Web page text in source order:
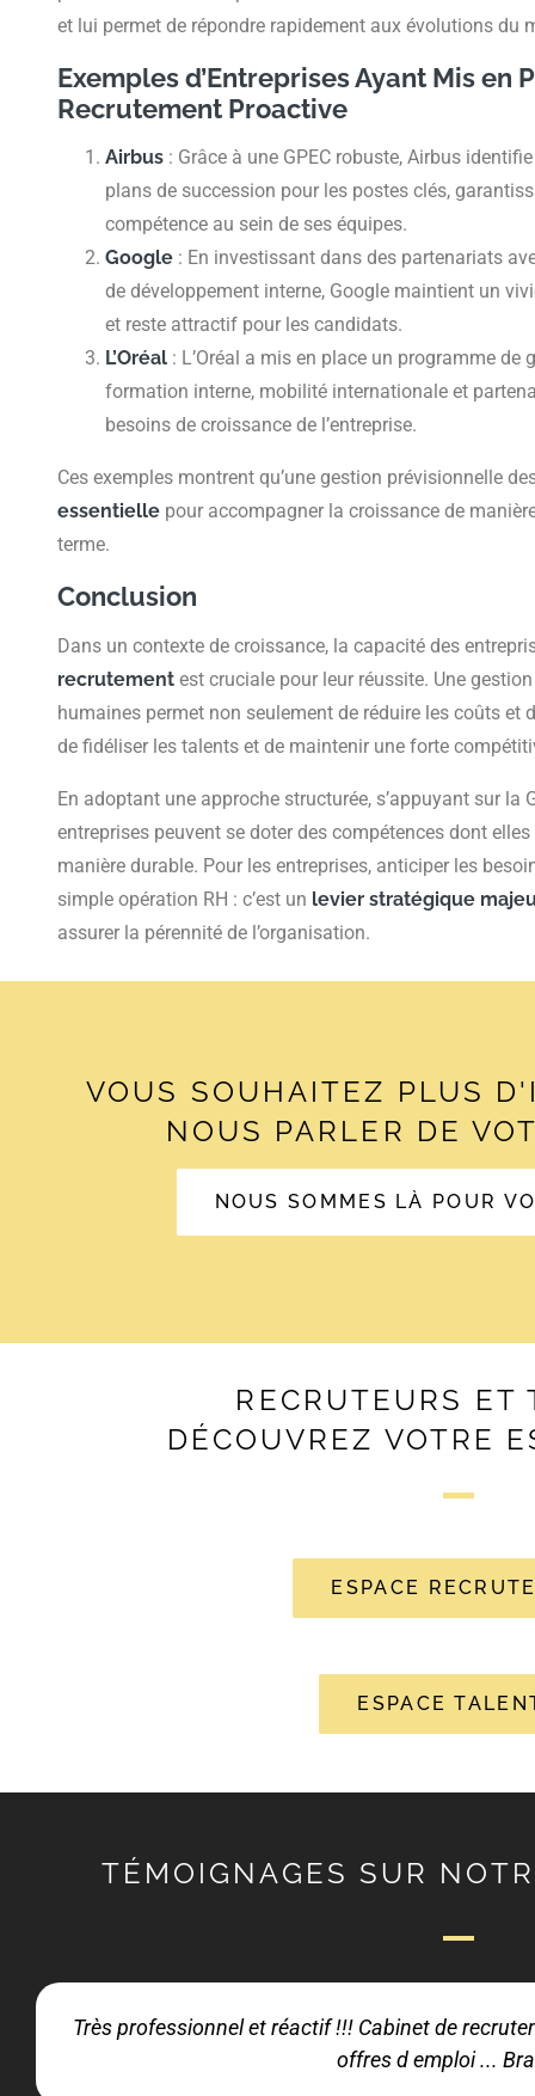
et lui permet de répondre rapidement aux évolutions du
Exemples d’Entreprises Ayant Mis en
Recrutement Proactive
Airbus : Grâce à une GPEC robuste, Airbus
plans de succession pour les postes clés,
compétence au sein de ses équipes.
Google : En investissant dans des partenariats
de développement interne, Google maintient un
et reste attractif pour les candidats.
L’Oréal : L’Oréal a mis en place un programme
formation interne, mobilité internationale et
besoins de croissance de l’entreprise.
Ces exemples montrent qu’une gestion prévisionnelle
essentielle pour accompagner la croissance de
terme.
Conclusion
Dans un contexte de croissance, la capacité des
recrutement est cruciale pour leur réussite. Une
humaines permet non seulement de réduire les coûts et
de fidéliser les talents et de maintenir une forte
En adoptant une approche structurée, s’appuyant sur la
entreprises peuvent se doter des compétences dont
manière durable. Pour les entreprises, anticiper les
simple opération RH : c’est un levier stratégique
assurer la pérennité de l’organisation.
VOUS SOUHAITEZ PLUS
NOUS PARLER DE
NOUS SOMMES LÀ POUR
RECRUTEURS ET
DÉCOUVREZ VOTRE
ESPACE
ESPACE
TÉMOIGNAGES SUR
Très professionnel et réactif !!! Cabinet de
offres d emploi ...